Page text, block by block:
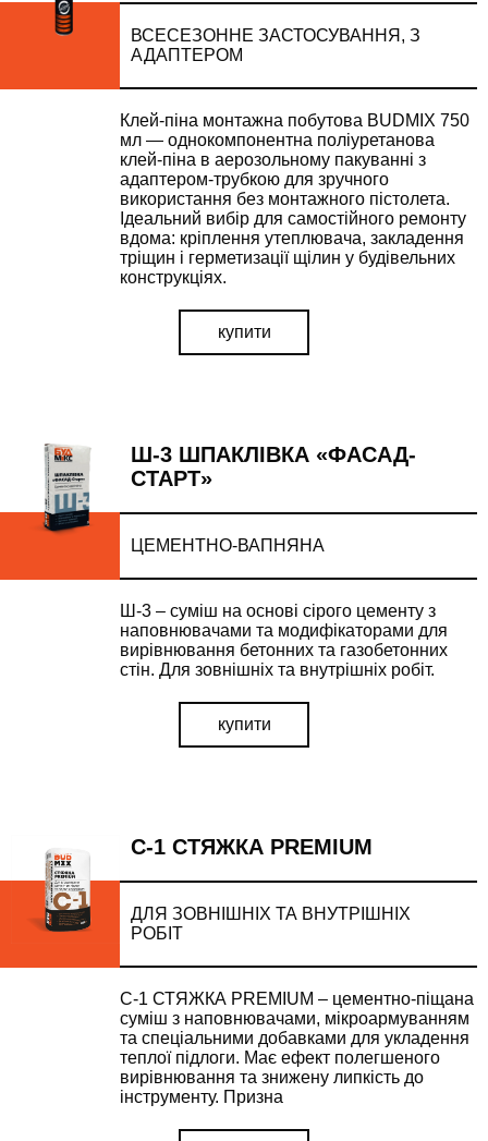
ВСЕСЕЗОННЕ ЗАСТОСУВАННЯ, З
АДАПТЕРОМ
Клей-піна монтажна побутова BUDMIX 750
мл — однокомпонентна поліуретанова
клей-піна в аерозольному пакуванні з
адаптером-трубкою для зручного
використання без монтажного пістолета.
Ідеальний вибір для самостійного ремонту
вдома: кріплення утеплювача, закладення
тріщин і герметизації щілин у будівельних
конструкціях.
купити
Ш-3 ШПАКЛІВКА «ФАСАД-
СТАРТ»
ЦЕМЕНТНО-ВАПНЯНА
Ш-3 – суміш на основі сірого цементу з
наповнювачами та модифікаторами для
вирівнювання бетонних та газобетонних
стін. Для зовнішніх та внутрішніх робіт.
купити
С-1 СТЯЖКА PREMIUM
ДЛЯ ЗОВНІШНІХ ТА ВНУТРІШНІХ
РОБІТ
С-1 СТЯЖКА PREMIUM – цементно-піщана
суміш з наповнювачами, мікроармуванням
та спеціальними добавками для укладення
теплої підлоги. Має ефект полегшеного
вирівнювання та знижену липкість до
інструменту. Призна